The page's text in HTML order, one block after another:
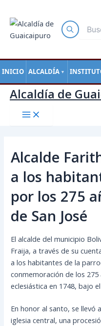
INICIO ALCALDÍA ▼
contenido
Alcaldía de
Alcalde
a los
por los 275
de San José
El alcalde del municipio
Fraija, a través de su
a los habitantes de la
conmemoración de los 275
eclesiástica en 1748, bajo
En honor al santo, se llevó
iglesia central, una
de
entradas